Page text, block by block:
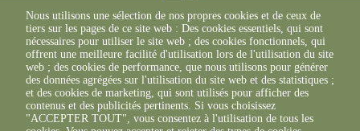
WWW.POLLENIZ.FR
Veellage Du Bois De La
Noue
44360 Saint-Etienne De
Nous utilisons une sélection de nos propres cookies et de ceux de
tiers sur les pages de ce site web : Des cookies essentiels, qui sont
nécessaires pour utiliser le site web ; des cookies fonctionnels, qui
offrent une meilleure facilité d'utilisation lors de l'utilisation du site
web ; des cookies de performance, que nous utilisons pour générer
des données agrégées sur l'utilisation du site web et des statistiques ;
et des cookies de marketing, qui sont utilisés pour afficher des
contenus et des publicités pertinents. Si vous choisissez
"ACCEPTER TOUT", vous consentez à l'utilisation de tous les